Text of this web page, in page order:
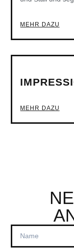
MEHR DAZU
MEHR DAZU